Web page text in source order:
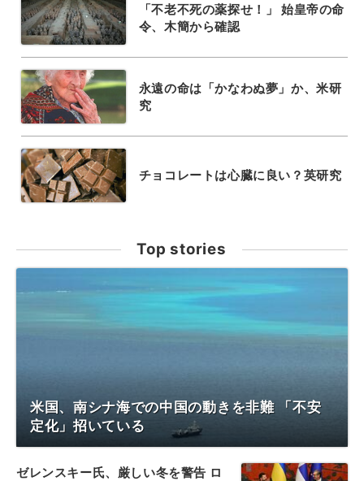
「不老不死の薬探せ！」 始皇帝の命
令、木簡から確認
永遠の命は「かなわぬ夢」か、米研
究
チョコレートは心臓に良い？英研究
Top stories
米国、南シナ海での中国の動きを非難 「不安
定化」招いている
ゼレンスキー氏、厳しい冬を警告 ロ